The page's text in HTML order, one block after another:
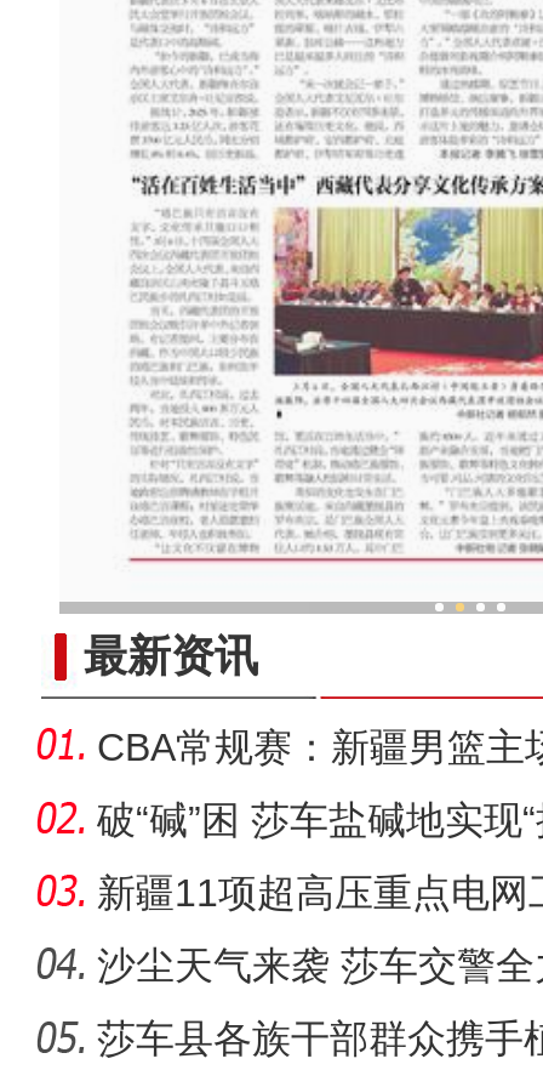
最新资讯
CBA常规赛：新疆男篮主
破“碱”困 莎车盐碱地实现
新疆11项超高压重点电网
沙尘天气来袭 莎车交警
莎车县各族干部群众携手